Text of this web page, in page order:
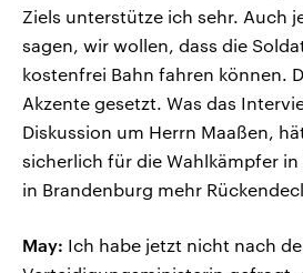
Ziels unterstütze ich sehr. Auch
sagen, wir wollen, dass die
kostenfrei Bahn fahren können.
Akzente gesetzt. Was das
Diskussion um Herrn Maaßen,
sicherlich für die Wahlkämpfer
in Brandenburg mehr
May: Ich habe jetzt nicht nach